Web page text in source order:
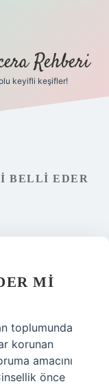
Rehberi
keyifli keşifler!
BELLI EDER
MI
toplumunda
korunan
amacını
önce